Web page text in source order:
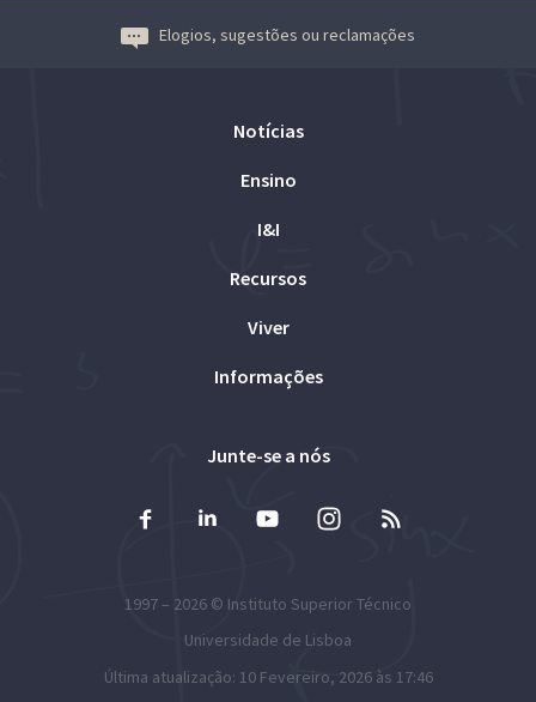
Elogios, sugestões ou reclamações
Notícias
Ensino
I&I
Recursos
Viver
Informações
Junte-se a nós
1997 – 2026 © Instituto Superior Técnico
Universidade de Lisboa
Última atualização: 10 Fevereiro, 2026 às 17:46